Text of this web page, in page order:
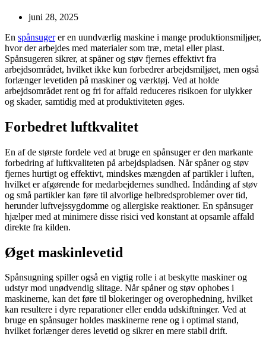
juni 28, 2025
En spånsugerer en uundværlig maskine i mange produktionsmiljøer,
hvor der arbejdes med materialer som træ, metal eller plast.
Spånsugeren sikrer, at spåner og støv fjernes effektivt fra
arbejdsområdet, hvilket ikke kun forbedrer arbejdsmiljøet, men også
forlænger levetiden på maskiner og værktøj. Ved at holde
arbejdsområdet rent og fri for affald reduceres risikoen for ulykker
og skader, samtidig med at produktiviteten øges.
Forbedret luftkvalitet
En af de største fordele ved at bruge en spånsuger er den markante
forbedring af luftkvaliteten på arbejdspladsen. Når spåner og støv
fjernes hurtigt og effektivt, mindskes mængden af partikler i luften,
hvilket er afgørende for medarbejdernes sundhed. Indånding af støv
og små partikler kan føre til alvorlige helbredsproblemer over tid,
herunder luftvejssygdomme og allergiske reaktioner. En spånsuger
hjælper med at minimere disse risici ved konstant at opsamle affald
direkte fra kilden.
Øget maskinlevetid
Spånsugning spiller også en vigtig rolle i at beskytte maskiner og
udstyr mod unødvendig slitage. Når spåner og støv ophobes i
maskinerne, kan det føre til blokeringer og overophedning, hvilket
kan resultere i dyre reparationer eller endda udskiftninger. Ved at
bruge en spånsuger holdes maskinerne rene og i optimal stand,
hvilket forlænger deres levetid og sikrer en mere stabil drift.